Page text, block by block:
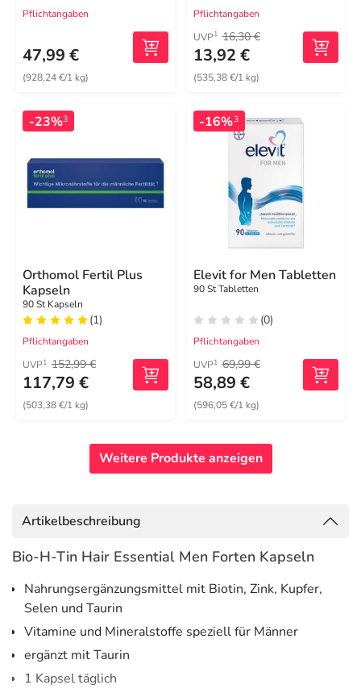
Pflichtangaben
47,99 €
(928,24 €/1 kg)
Pflichtangaben
UVP1 16,30 €
13,92 €
(535,38 €/1 kg)
-23%3
Orthomol Fertil Plus
Kapseln
90 St Kapseln
(1)
Pflichtangaben
UVP1 152,99 €
117,79 €
(503,38 €/1 kg)
-16%3
Elevit for Men Tabletten
90 St Tabletten
(0)
Pflichtangaben
UVP1 69,99 €
58,89 €
(596,05 €/1 kg)
Weitere Produkte anzeigen
Artikelbeschreibung
Bio-H-Tin Hair Essential Men Forten Kapseln
Nahrungsergänzungsmittel mit Biotin, Zink, Kupfer,
Selen und Taurin
Vitamine und Mineralstoffe speziell für Männer
ergänzt mit Taurin
1 Kapsel täglich